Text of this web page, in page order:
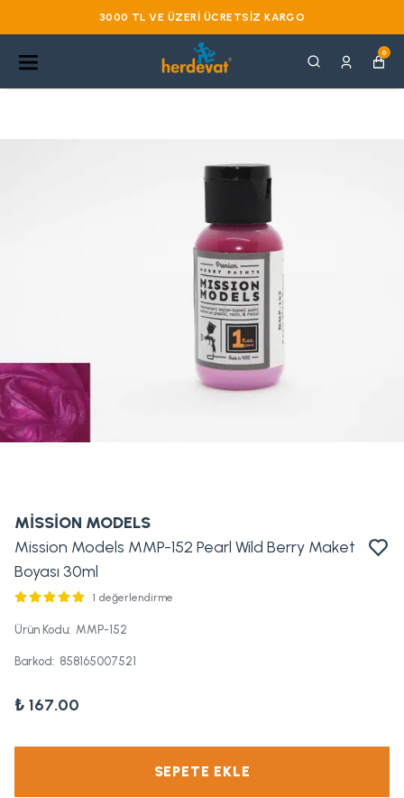
3000 TL VE ÜZERI ÜCRETSIZ KARGO
0
MİSSİON MODELS
Mission Models MMP-152 Pearl Wild Berry Maket
Boyası 30ml
1 değerlendirme
Ürün Kodu: MMP-152
Barkod: 858165007521
₺ 167.00
SEPETE EKLE